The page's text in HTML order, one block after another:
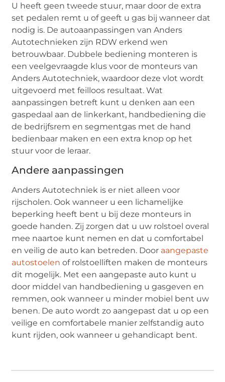
U heeft geen tweede stuur, maar door de extra
set pedalen remt u of geeft u gas bij wanneer dat
nodig is. De autoaanpassingen van Anders
Autotechnieken zijn RDW erkend wen
betrouwbaar. Dubbele bediening monteren is
een veelgevraagde klus voor de monteurs van
Anders Autotechniek, waardoor deze vlot wordt
uitgevoerd met feilloos resultaat. Wat
aanpassingen betreft kunt u denken aan een
gaspedaal aan de linkerkant, handbediening die
de bedrijfsrem en segmentgas met de hand
bedienbaar maken en een extra knop op het
stuur voor de leraar.
Andere aanpassingen
Anders Autotechniek is er niet alleen voor
rijscholen. Ook wanneer u een lichamelijke
beperking heeft bent u bij deze monteurs in
goede handen. Zij zorgen dat u uw rolstoel overal
mee naartoe kunt nemen en dat u comfortabel
en veilig de auto kan betreden. Door aangepaste
autostoelen of rolstoelliften maken de monteurs
dit mogelijk. Met een aangepaste auto kunt u
door middel van handbediening u gasgeven en
remmen, ook wanneer u minder mobiel bent uw
benen. De auto wordt zo aangepast dat u op een
veilige en comfortabele manier zelfstandig auto
kunt rijden, ook wanneer u gehandicapt bent.